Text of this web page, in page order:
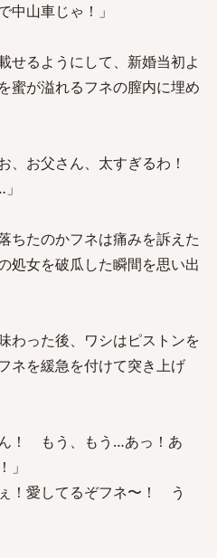
中山車じゃ！」
せるようにして、新婚当初よ
蜜が溢れるフネの膣内に埋め
、お父さん、太すぎるわ！
ちたのかフネは痛みを訴えた
処女を破瓜した瞬間を思い出
わった後、ワシはピストンを
ネを緩急を付けて突き上げ
ん！ もう、もう…あっ！あ
」
！愛してるぞフネ〜！ う